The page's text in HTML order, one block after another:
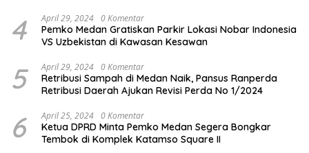
4 April 29, 2024 0 Komentar
Pemko Medan Gratiskan Parkir Lokasi Nobar Indonesia
VS Uzbekistan di Kawasan Kesawan
5 April 29, 2024 0 Komentar
Retribusi Sampah di Medan Naik, Pansus Ranperda
Retribusi Daerah Ajukan Revisi Perda No 1/2024
6 April 25, 2024 0 Komentar
Ketua DPRD Minta Pemko Medan Segera Bongkar
Tembok di Komplek Katamso Square II